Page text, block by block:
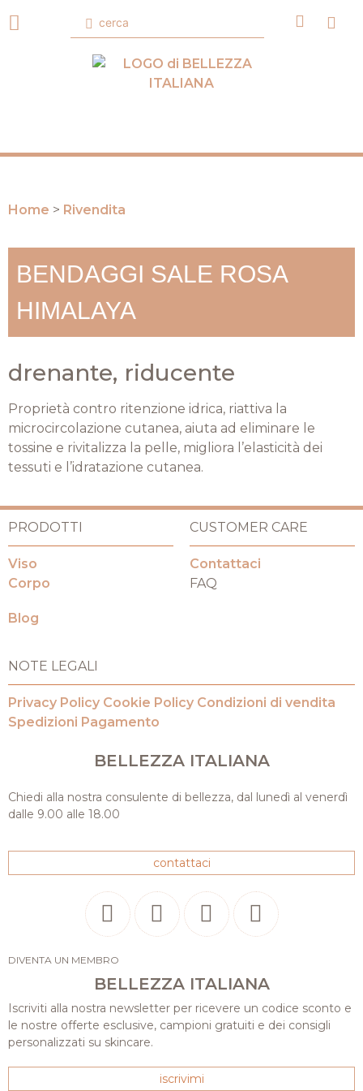
Home > Rivendita
BENDAGGI SALE ROSA
HIMALAYA
drenante, riducente
Proprietà contro ritenzione idrica, riattiva la
microcircolazione cutanea, aiuta ad eliminare le
tossine e rivitalizza la pelle, migliora l’elasticità dei
tessuti e l’idratazione cutanea.
BELLEZZA ITALIANA
Chiedi alla nostra consulente di bellezza, dal lunedì al venerdì
dalle 9.00 alle 18.00
contattaci
PRODOTTI
Viso
Corpo
Blog
NOTE LEGALI
Privacy Policy Cookie Policy Condizioni di vendita
Spedizioni Pagamento
CUSTOMER CARE
Contattaci
FAQ
DIVENTA UN MEMBRO
BELLEZZA ITALIANA
Iscriviti alla nostra newsletter per ricevere un codice sconto e
le nostre offerte esclusive, campioni gratuiti e dei consigli
personalizzati su skincare.
iscrivimi